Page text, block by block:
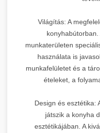
Világítás: A
munkaterületen
használata is
munkafelületet és a
ételeket, a
Design és esztétika:
játszik a konyha
esztétikájában. A